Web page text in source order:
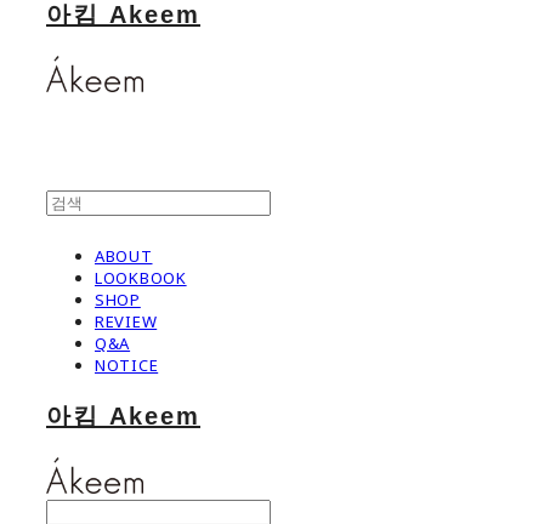
아킴 Akeem
ABOUT
LOOKBOOK
SHOP
REVIEW
Q&A
NOTICE
아킴 Akeem